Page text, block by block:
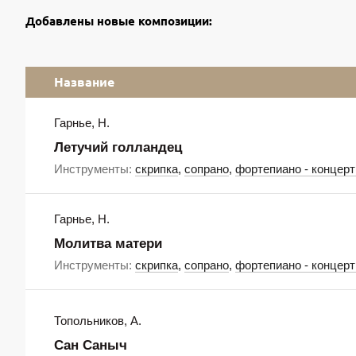
Добавлены новые композиции:
Название
Гарнье, Н.
Летучий голландец
Инструменты: скрипка, сопрано, фортепиано -
Гарнье, Н.
Молитва матери
Инструменты: скрипка, сопрано, фортепиано -
Топольников, А.
Сан Саныч